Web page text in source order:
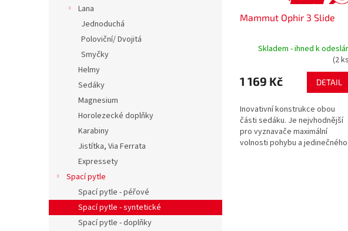
Lana
Jednoduchá
Poloviční/ Dvojitá
Smyčky
Helmy
Sedáky
Magnesium
Horolezecké doplňky
Karabiny
Jistítka, Via Ferrata
Expressety
Spací pytle
Spací pytle - péřové
Spací pytle - syntetické
Spací pytle - doplňky
Mammut Ophir 3 Slide
Skladem - ihned k
(2
1 169 Kč DETAIL
Inovativní konstrukce obou
části sedáku. Je nejvhodnější
pro vyznavače maximální
volnosti pohybu a jedinečného